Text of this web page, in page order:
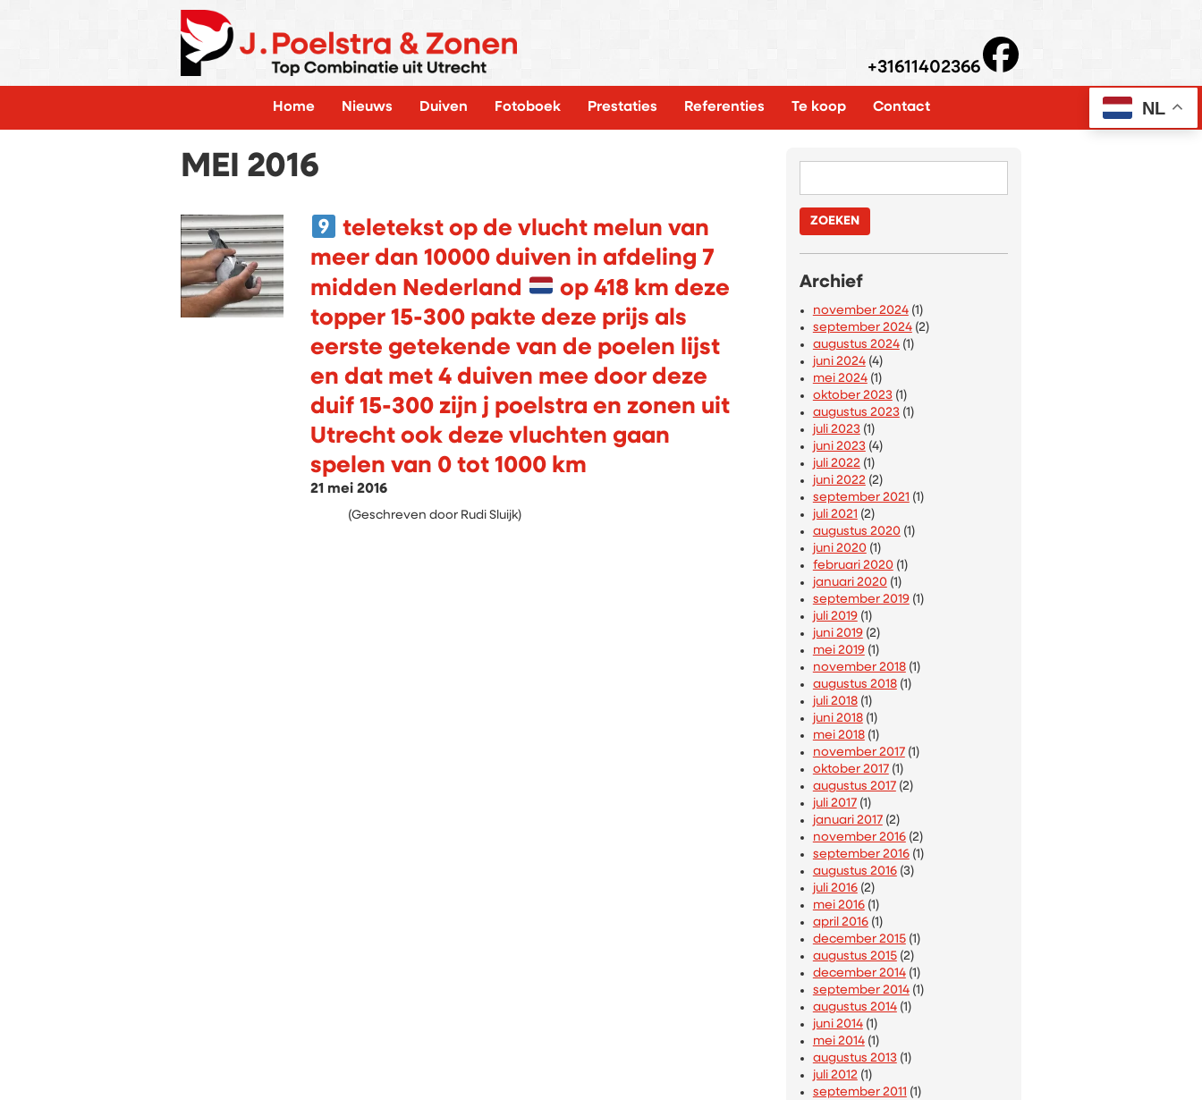
+31611402366
Home Nieuws Duiven Fotoboek Prestaties Referenties Te koop Contact
MEI 2016
teletekst op de vlucht melun van
meer dan 10000 duiven in afdeling 7
midden Nederland
op 418 km deze
topper 15-300 pakte deze prijs als
eerste getekende van de poelen lijst
en dat met 4 duiven mee door deze
duif 15-300 zijn j poelstra en zonen uit
Utrecht ook deze vluchten gaan
spelen van 0 tot 1000 km
21 mei 2016
(Geschreven door Rudi Sluijk)
Archief
november 2024(1)
september 2024(2)
augustus 2024(1)
juni 2024(4)
mei 2024(1)
oktober 2023(1)
augustus 2023(1)
juli 2023(1)
juni 2023(4)
juli 2022(1)
juni 2022(2)
september 2021 (1)
juli 2021 (2)
augustus 2020(1)
juni 2020(1)
februari 2020(1)
januari 2020(1)
september 2019(1)
juli 2019(1)
juni 2019(2)
mei 2019(1)
november 2018(1)
augustus 2018(1)
juli 2018(1)
juni 2018(1)
mei 2018(1)
november 2017(1)
oktober 2017(1)
augustus 2017(2)
juli 2017(1)
januari 2017(2)
november 2016(2)
september 2016(1)
augustus 2016(3)
juli 2016(2)
mei 2016(1)
april 2016(1)
december 2015(1)
augustus 2015(2)
december 2014(1)
september 2014(1)
augustus 2014(1)
juni 2014(1)
mei 2014(1)
augustus 2013(1)
juli 2012(1)
september 2011 (1)
NL